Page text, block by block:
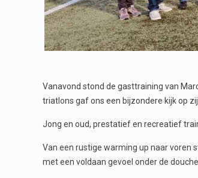
Vanavond stond de gasttraining van
triatlons gaf ons een bijzondere kijk op
Jong en oud, prestatief en recreatief
Van een rustige warming up naar voren
met een voldaan gevoel onder de douche.